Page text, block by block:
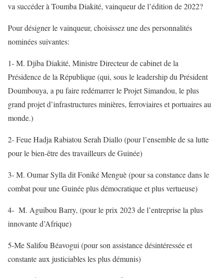
va succéder à Toumba Diakité, vainqueur de l’édition de 2022?
Pour désigner le vainqueur, choisissez une des personnalités
nominées suivantes:
1- M. Djiba Diakité, Ministre Directeur de cabinet de la
Présidence de la République (qui, sous le leadership du Président
Doumbouya, a pu faire redémarrer le Projet Simandou, le plus
grand projet d’infrastructures minières, ferroviaires et portuaires au
monde.)
2- Feue Hadja Rabiatou Serah Diallo (pour l’ensemble de sa lutte
pour le bien-être des travailleurs de Guinée)
3- M. Oumar Sylla dit Foniké Menguè (pour sa constance dans le
combat pour une Guinée plus démocratique et plus vertueuse)
4- M. Aguibou Barry, (pour le prix 2023 de l’entreprise la plus
innovante d’Afrique)
5-Me Salifou Béavogui (pour son assistance désintéressée et
constante aux justiciables les plus démunis)